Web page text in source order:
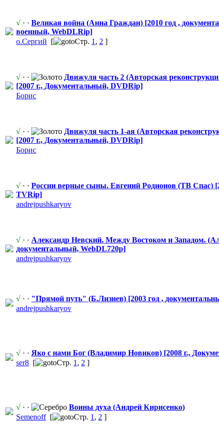
√ · · Великая война (Анна Граждан) [2010 год ,
военный, WebDLRip]
о.Сергий [ Стр. 1 , 2 ]
√ · · Движуля часть 2 (Авторская реконструкци
[2007 г., Документальн​ый, DVDRip]
Борис
√ · ·
Движуля часть 1-ая (Авторская
[2007 г., Документальн​ый, DVDRip]
Борис
√ · · России верные сыны. Евгений Родионов (ТВ Спас)
TVRip]
andrejpushka​ryov
√ · · Александр Невский. Между Востоком и Западом.
документальн​ый, WebDL720p]
andrejpushka​ryov
√ · · "Прямой путь" (Б.Лизнев) [2003 год , документальн
andrejpushka​ryov
√ · · Яко с нами Бог (Владимир Новиков) [2008 г.,
ser8 [ Стр. 1 , 2 ]
√ · ·
Воины духа (Андрей Кирисенко)
Semenoff [ Стр. 1 , 2 ]